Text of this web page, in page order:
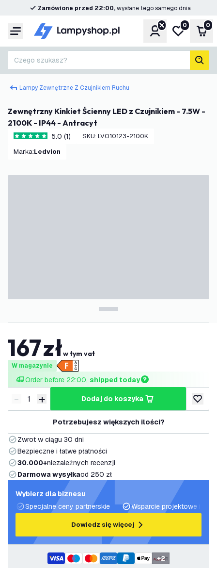
Zamówione przed 22:00,wysłane tego samego dnia
Menu KontoMoja lista
0 0
Czego szukasz?
Lampy Zewnętrzne Z Czujnikiem Ruchu
Zewnętrzny Kinkiet Ścienny LED z Czujnikiem - 7.5W -
2100K - IP44 - Antracyt
5 Gwiazdki oceny
5.0 (1) SKU: LVO10123-2100K
Marka: Ledvion
167złw tym vat
W magazynie
Order before 22:00, shipped today
Zmniejsz ilość
- Zwiększ ilość
+ dodaj do koszyka
dodaj
Potrzebujesz większych ilości?
Zwrot w ciągu 30 dni
Bezpieczne i łatwe płatności
30.000+niezależnych recenzji
Darmowa wysyłkaod 250 zł
Wybierz dla biznesu
Specjalne ceny partnerskie
Wsparcie projektowe i
Dowiedz się więcej
+2